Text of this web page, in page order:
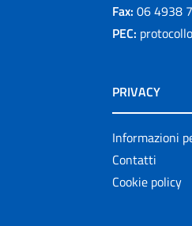
Fax: 06 4938
PEC:
PRIVACY
Informazioni
Contatti
Cookie policy